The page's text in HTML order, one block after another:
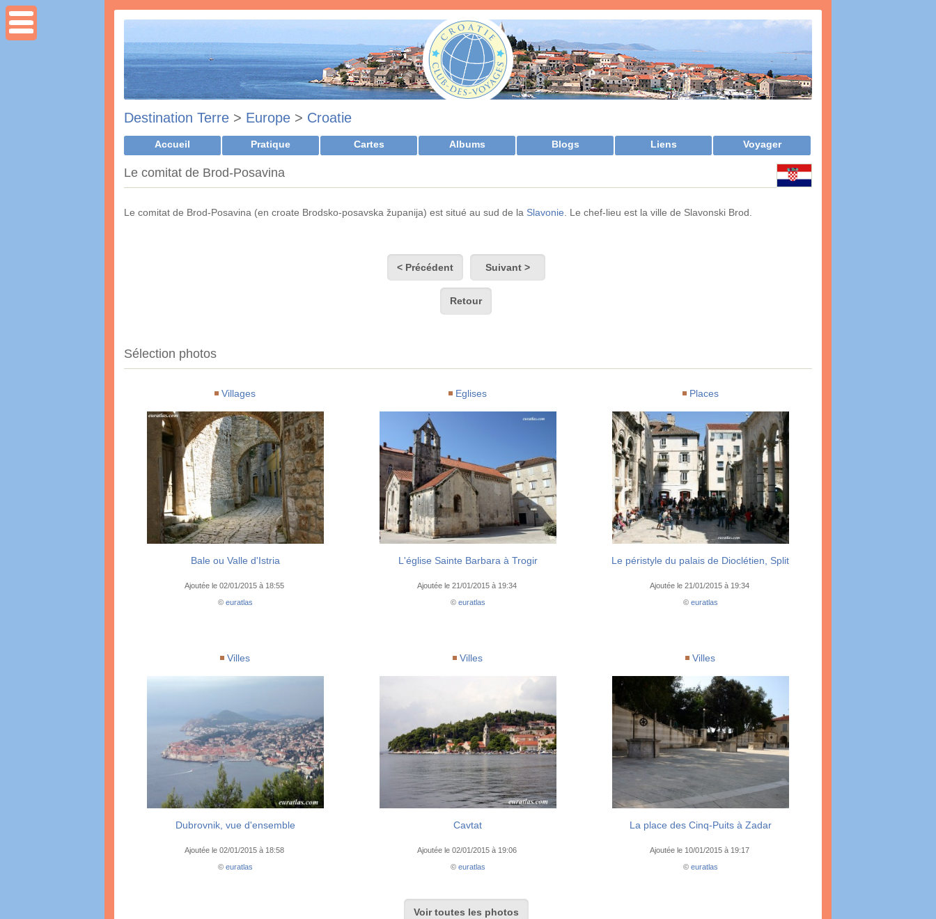
Destination Terre > Europe > Croatie
Accueil Pratique Cartes Albums Blogs Liens Voyager
Le comitat de Brod-Posavina
Le comitat de Brod-Posavina (en croate Brodsko-posavska županija) est situé au sud de la Slavonie . Le chef-lieu est la ville de Slavonski Brod.
< Précédent Suivant >
Retour
Sélection photos
Villages
Bale ou Valle d'Istria
Ajoutée le 02/01/2015 à 18:55
© euratlas
Eglises
L'église Sainte Barbara à Trogir
Ajoutée le 21/01/2015 à 19:34
© euratlas
Places
Le péristyle du palais de Dioclétien, Split
Ajoutée le 21/01/2015 à 19:34
© euratlas
Villes
Dubrovnik, vue d'ensemble
Ajoutée le 02/01/2015 à 18:58
© euratlas
Villes
Cavtat
Ajoutée le 02/01/2015 à 19:06
© euratlas
Villes
La place des Cinq-Puits à Zadar
Ajoutée le 10/01/2015 à 19:17
© euratlas
Voir toutes les photos